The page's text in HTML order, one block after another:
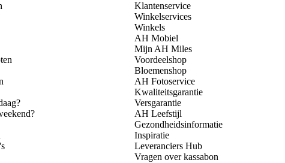
Klantenservice
Winkelservices
Winkels
AH Mobiel
Mijn AH Miles
Voordeelshop
Bloemenshop
AH Fotoservice
Kwaliteitsgarantie
Versgarantie
AH Leefstijl
Gezondheidsinformatie
Inspiratie
Leveranciers Hub
Vragen over kassabon